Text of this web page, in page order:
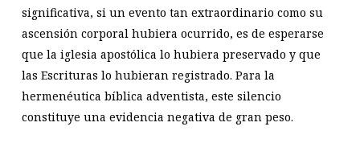
significativa, si un evento tan extraordinario como su
ascensión corporal hubiera ocurrido, es de esperarse
que la iglesia apostólica lo hubiera preservado y que
las Escrituras lo hubieran registrado. Para la
hermenéutica bíblica adventista, este silencio
constituye una evidencia negativa de gran peso.